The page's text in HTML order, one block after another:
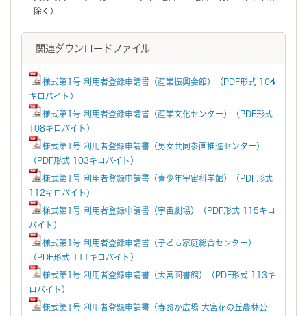
除く）
関連ダウンロードファイル
様式第1号 利用者登録申請書（産業振興会館）（PDF形式 104
キロバイト）
様式第1号 利用者登録申請書（産業文化センター）（PDF形式
108キロバイト）
様式第1号 利用者登録申請書（男女共同参画推進センター）
（PDF形式 103キロバイト）
様式第1号 利用者登録申請書（青少年宇宙科学館）（PDF形式
112キロバイト）
様式第1号 利用者登録申請書（宇宙劇場）（PDF形式 115キロ
バイト）
様式第1号 利用者登録申請書（子ども家庭総合センター）
（PDF形式 111キロバイト）
様式第1号 利用者登録申請書（大宮図書館）（PDF形式 113キ
ロバイト）
様式第1号 利用者登録申請書（春おか広場 大宮花の丘農林公